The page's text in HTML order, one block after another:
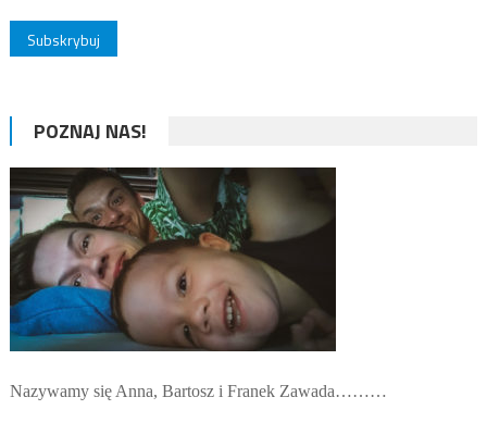
POZNAJ NAS!
Nazywamy się Anna, Bartosz i Franek Zawada………